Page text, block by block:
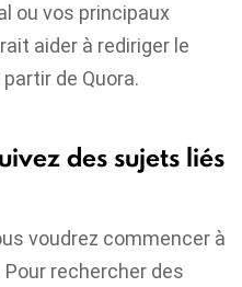
ou vos principaux
aider à rediriger le
de Quora.
des sujets liés
voudrez commencer à
rechercher des